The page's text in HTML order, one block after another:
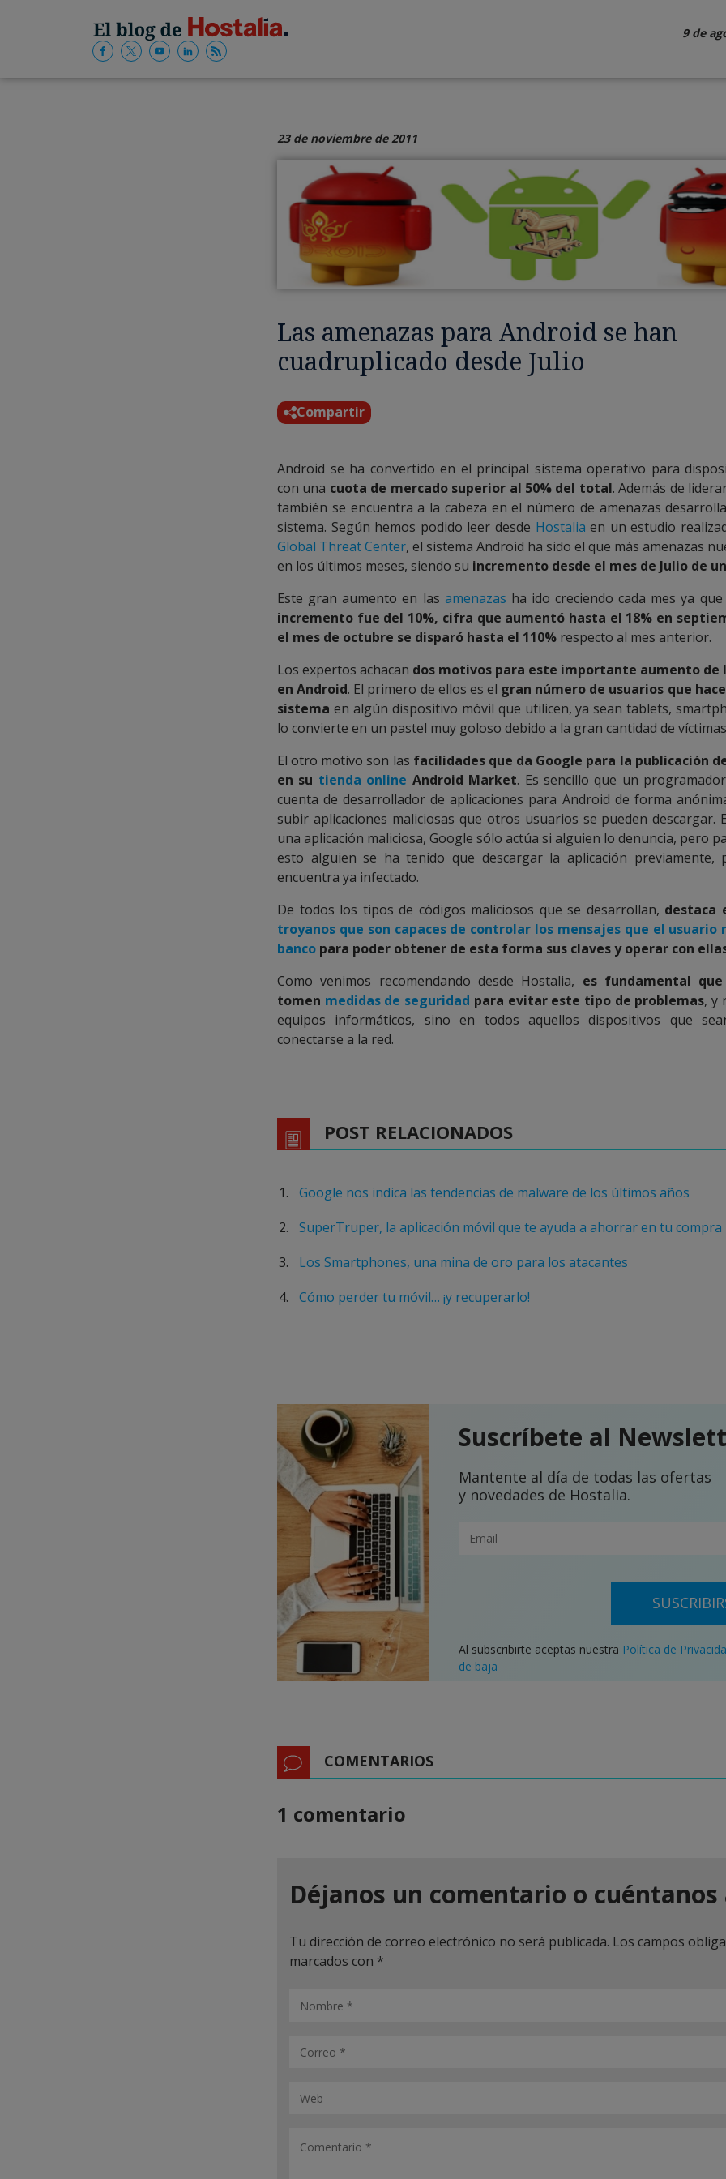
9 de
23 de noviembre de 2011
Las amenazas para Android se han
cuadruplicado desde Julio
Compartir
Android se ha convertido en el principal sistema operativo para
con una cuota de mercado superior al 50% del total. Además de
también se encuentra a la cabeza en el número de amenazas
sistema. Según hemos podido leer desde Hostalia en un estudio
Global Threat Center, el sistema Android ha sido el que más amenazas
en los últimos meses, siendo su incremento desde el mes de Julio de
Este gran aumento en las amenazas ha ido creciendo cada mes ya
incremento fue del 10%, cifra que aumentó hasta el 18% en
el mes de octubre se disparó hasta el 110% respecto al mes anterior.
Los expertos achacan dos motivos para este importante aumento de
en Android. El primero de ellos es el gran número de usuarios que
sistema en algún dispositivo móvil que utilicen, ya sean tablets,
lo convierte en un pastel muy goloso debido a la gran cantidad de
El otro motivo son las facilidades que da Google para la publicación
en su tienda online Android Market. Es sencillo que un
cuenta de desarrollador de aplicaciones para Android de forma
subir aplicaciones maliciosas que otros usuarios se pueden descargar.
una aplicación maliciosa, Google sólo actúa si alguien lo denuncia, pero
esto alguien se ha tenido que descargar la aplicación
encuentra ya infectado.
De todos los tipos de códigos maliciosos que se desarrollan, destaca
troyanos que son capaces de controlar los mensajes que el usuario
banco para poder obtener de esta forma sus claves y operar con
Como venimos recomendando desde Hostalia, es fundamental
tomen medidas de seguridad para evitar este tipo de problemas, y
equipos informáticos, sino en todos aquellos dispositivos que
conectarse a la red.
POST RELACIONADOS
Google nos indica las tendencias de malware de los últimos años
SuperTruper, la aplicación móvil que te ayuda a ahorrar en tu compra
Los Smartphones, una mina de oro para los atacantes
Cómo perder tu móvil… ¡y recuperarlo!
Suscríbete al
Mantente al día de todas las ofertas
y novedades de Hostalia.
Al subscribirte aceptas nuestra Política de
de baja
COMENTARIOS
1 comentario
Déjanos un comentario o cuéntanos
Tu dirección de correo electrónico no será publicada. Los campos
marcados con *